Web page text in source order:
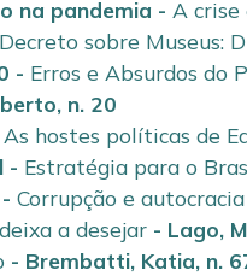
na pandemia -A crise
Decreto sobre Museus:
- Erros e Absurdos do
, n. 20
As hostes políticas de
- Estratégia para o
-Corrupção e
a desejar - Lago,
- Brembatti, Katia, n.